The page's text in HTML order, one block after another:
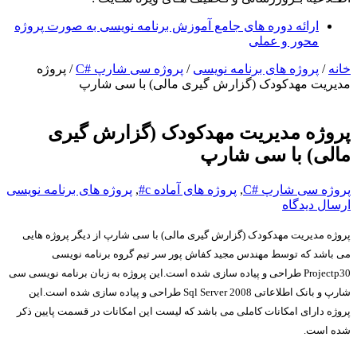
ارائه دوره های جامع آموزش برنامه نویسی به صورت پروژه
محور و عملی
خانه / پروژه های برنامه نویسی / پروژه سی شارپ #C / پروژه
مدیریت مهدکودک (گزارش گیری مالی) با سی شارپ
پروژه مدیریت مهدکودک (گزارش گیری
مالی) با سی شارپ
پروژه سی شارپ #C , پروژه های آماده c# , پروژه های برنامه نویسی
ارسال دیدگاه
پروژه مدیریت مهدکودک (گزارش گیری مالی) با سی شارپ از دیگر پروژه هایی
می باشد که توسط مهندس مجید کفاش پور سر تیم گروه برنامه نویسی
Projectp30 طراحی و پیاده سازی شده است.این پروژه به زبان برنامه نویسی سی
شارپ و بانک اطلاعاتی Sql Server 2008 طراحی و پیاده سازی شده است.این
پروژه دارای امکانات کاملی می باشد که لیست این امکانات در قسمت پایین ذکر
شده است.